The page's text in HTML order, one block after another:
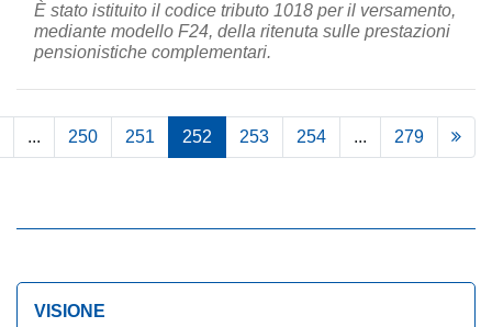
È stato istituito il codice tributo 1018 per il versamento,
mediante modello F24, della ritenuta sulle prestazioni
pensionistiche complementari.
... 250 251 252 253 254 ... 279
VISIONE